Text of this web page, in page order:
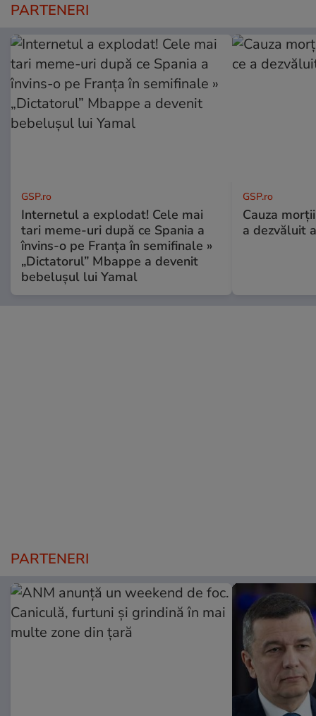
PARTENERI
GSP.ro
Internetul a explodat! Cele mai
tari meme-uri după ce Spania a
învins-o pe Franța în semifinale »
„Dictatorul” Mbappe a devenit
bebelușul lui Yamal
GSP.ro
Cauza
a dezvăluit
PARTENERI